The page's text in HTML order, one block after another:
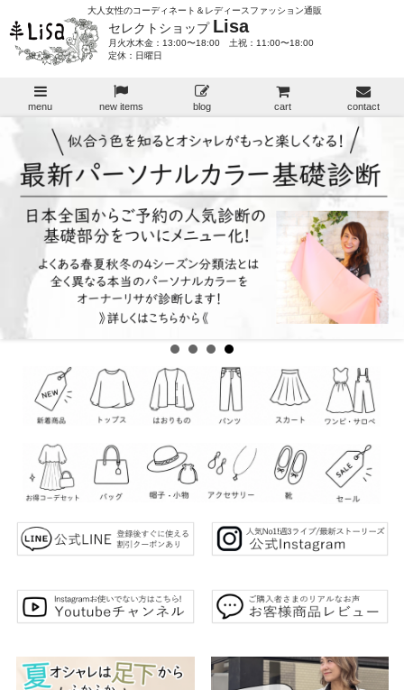
大人女性のコーディネート＆レディースファッション通販
セレクトショップ Lisa
月火水木金：13:00〜18:00 土祝：11:00〜18:00
定休：日曜日
menu new items blog cart contact